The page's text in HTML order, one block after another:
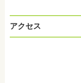
アクセス